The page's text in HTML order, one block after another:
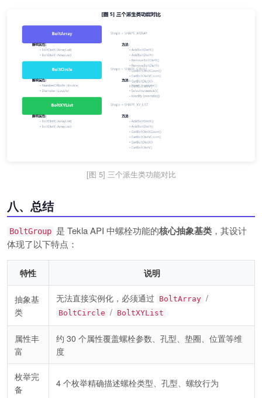
[图 5] 三个派生类功能对比
八、总结
BoltGroup 是 Tekla API 中螺栓功能的核心抽象基类 ，其设计
体现了以下特点：
特性 说明
抽象基
类
无法直接实例化，必须通过 BoltArray /
BoltCircle / BoltXYList
属性丰
富
约 30 个属性覆盖螺栓参数、孔型、垫圈、位置等维
度
枚举完
备
4 个枚举精确描述螺栓类型、孔型、螺纹行为